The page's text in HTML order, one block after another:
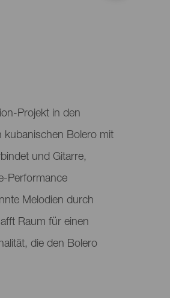
Projekt in den
kubanischen Bolero mit
und Gitarre,
Performance
Melodien durch
Raum für einen
die den Bolero